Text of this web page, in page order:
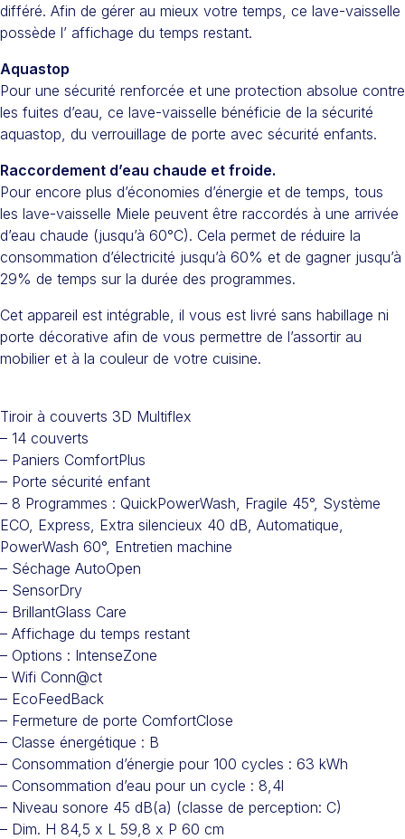
différé. Afin de gérer au mieux votre temps, ce lave-vaisselle
possède l’ affichage du temps restant.
Aquastop
Pour une sécurité renforcée et une protection absolue contre
les fuites d’eau, ce lave-vaisselle bénéficie de la sécurité
aquastop, du verrouillage de porte avec sécurité enfants.
Raccordement d’eau chaude et froide.
Pour encore plus d’économies d’énergie et de temps, tous
les lave-vaisselle Miele peuvent être raccordés à une arrivée
d’eau chaude (jusqu’à 60°C). Cela permet de réduire la
consommation d’électricité jusqu’à 60% et de gagner jusqu’à
29% de temps sur la durée des programmes.
Cet appareil est intégrable, il vous est livré sans habillage ni
porte décorative afin de vous permettre de l’assortir au
mobilier et à la couleur de votre cuisine.
Tiroir à couverts 3D Multiflex
– 14 couverts
– Paniers ComfortPlus
– Porte sécurité enfant
– 8 Programmes : QuickPowerWash, Fragile 45°, Système
ECO, Express, Extra silencieux 40 dB, Automatique,
PowerWash 60°, Entretien machine
– Séchage AutoOpen
– SensorDry
– BrillantGlass Care
– Affichage du temps restant
– Options : IntenseZone
– Wifi Conn@ct
– EcoFeedBack
– Fermeture de porte ComfortClose
– Classe énergétique : B
– Consommation d’énergie pour 100 cycles : 63 kWh
– Consommation d’eau pour un cycle : 8,4l
– Niveau sonore 45 dB(a) (classe de perception: C)
– Dim. H 84,5 x L 59,8 x P 60 cm